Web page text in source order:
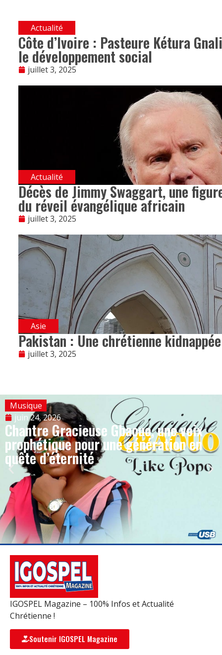
Actualité
Côte d’Ivoire : Pasteure Kétura
le développement social
juillet 3, 2025
Actualité
Décès de Jimmy Swaggart, une
du réveil évangélique africain
juillet 3, 2025
Asie
Pakistan : Une chrétienne
juillet 3, 2025
Musique
juin 24, 2026
Chantre Gracieuse Gbaouo, une voix
prophétique pour une génération en
quête d’éternité
IGOSPEL Magazine – 100% Infos et Actualité
Chrétienne !
Soutenir IGOSPEL Magazine